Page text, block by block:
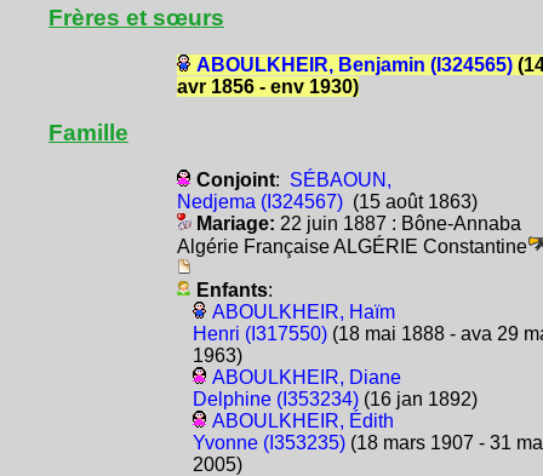
Frères et sœurs
ABOULKHEIR, Benjamin (I324565)
avr 1856 - env 1930)
Famille
Conjoint: SÉBAOUN,
Nedjema (I324567)(15 août 1863)
Mariage: 22 juin 1887 : Bône-Annaba
Algérie Française ALGÉRIE Constantine
Enfants:
ABOULKHEIR, Haïm
Henri (I317550)(18 mai 1888 - ava 29
1963)
ABOULKHEIR, Diane
Delphine (I353234)(16 jan 1892)
ABOULKHEIR, Édith
Yvonne (I353235)(18 mars 1907 - 31
2005)